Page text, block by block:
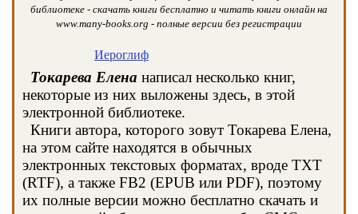
библиотеке - скачать книги бесплатно и читать книги онлайн на
www.many-books.org - полные версии без регистрации
Иероглиф
Токарева Елена написал несколько книг,
некоторые из них выложены здесь, в этой
электронной библиотеке.
Книги автора, которого зовут Токарева Елена,
на этом сайте находятся в обычных
электронных текстовых форматах, вроде TXT
(RTF), а также FB2 (EPUB или PDF), поэтому
их полные версии можно бесплатно скачать и